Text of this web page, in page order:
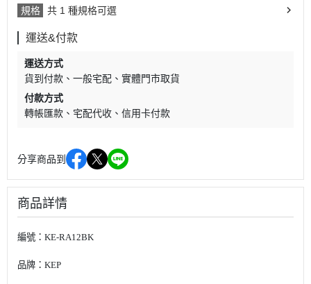
規格 共 1 種規格可選
運送&付款
運送方式
貨到付款
一般宅配
實體門市取貨
付款方式
轉帳匯款
宅配代收 信用卡付款
分享商品到
商品詳情
編號：KE-RA12BK
品牌：KEP